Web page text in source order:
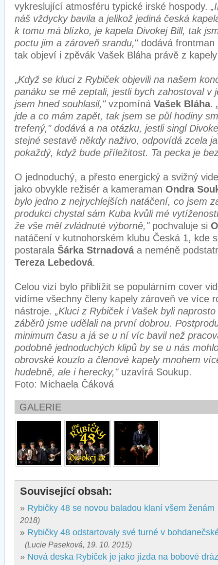
vykreslující atmosféru typické irské hospody.
náš vždycky bavila a jelikož jediná česká
k tomu má blízko, je kapela Divokej Bill, tak
poctu jim a zároveň srandu," dodává
tak objeví i zpěvák Vašek Bláha právě z
„Když se kluci z Rybiček objevili na našem
panáku se mě zeptali, jestli bych zahostoval v
jsem hned souhlasil," vzpomíná Vašek Bláha.
jde a co mám zapět, tak jsem se půl hodiny
trefený," dodává a na otázku, jestli singl
stejné sestavě někdy naživo, odpovídá zcela
pokaždý, když bude příležitost. Ta pecka je
O jednoduchý, a přesto energický a svižný
jako obvykle režisér a kameraman Ondra
bylo jedno z nejrychlejších natáčení, co jsem
produkci chystal sám Kuba kvůli mé
že vše měl zvládnuté výborně," pochvaluje si
natáčení v kutnohorském klubu Česká 1, kde
postarala Šárka Strnadová a neméně
Tereza Lebedová.
Celou vizí bylo přiblížit se populárním cover
vidíme všechny členy kapely zároveň ve více
nástroje. „Kluci z Rybiček i Vašek byli
záběrů jsme udělali na první dobrou.
minimum času a já se u ní víc bavil než
podobně jednoduchých klipů by se u nás
obrovské kouzlo a členové kapely mnohem
hudebně, ale i herecky,"uzavírá Soukup.
Foto: Michaela Čáková
GALERIE
Související obsah:
» Rybičky 48 se novou baladou klaní všem ženám
2018)
» Rybičky 48 odstartovaly své turné v
(Lucie Paseková, 19. 10. 2015)
» Nová deska Rybiček je jako jízda na bobové